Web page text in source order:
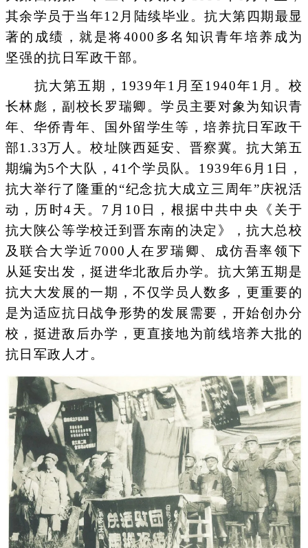
其余学员于当年12月陆续毕业。抗大第四期最显
著的成绩，就是将4000多名知识青年培养成为
坚强的抗日军政干部。
抗大第五期，1939年1月至1940年1月。校
长林彪，副校长罗瑞卿。学员主要对象为知识青
年、华侨青年、国外留学生等，培养抗日军政干
部1.33万人。校址陕西延安、晋察冀。抗大第五
期编为5个大队，41个学员队。1939年6月1日，
抗大举行了隆重的“纪念抗大成立三周年”庆祝活
动，历时4天。7月10日，根据中共中央《关于
抗大陕公等学校迁到晋东南的决定》，抗大总校
及联合大学近7000人在罗瑞卿、成仿吾率领下
从延安出发，挺进华北敌后办学。抗大第五期是
抗大大发展的一期，不仅学员人数多，更重要的
是为适应抗日战争形势的发展需要，开始创办分
校，挺进敌后办学，更直接地为前线培养大批的
抗日军政人才。